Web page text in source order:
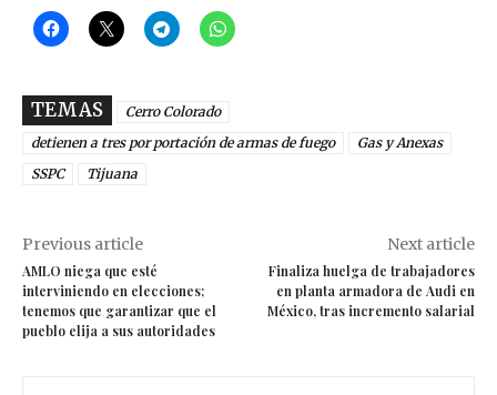
TEMAS
Cerro Colorado
detienen a tres por portación de armas de fuego
Gas y Anexas
SSPC
Tijuana
Previous article
AMLO niega que esté
interviniendo en elecciones;
tenemos que garantizar que el
pueblo elija a sus autoridades
Next article
Finaliza huelga de trabajadores
en planta armadora de Audi en
México, tras incremento salarial